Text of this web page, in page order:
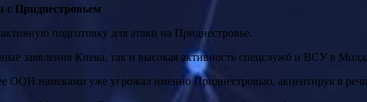
с Приднестровьем
подготовку для атаки на Приднестровье.
заявления Киева, так и высокая активность спецслужб и ВСУ в
ООН намеками уже угрожал именно Приднестровью, акцентируя в